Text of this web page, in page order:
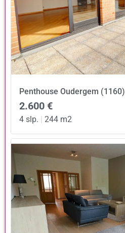
Penthouse Oudergem (1160)
2.600 €
4 slp. 244 m2